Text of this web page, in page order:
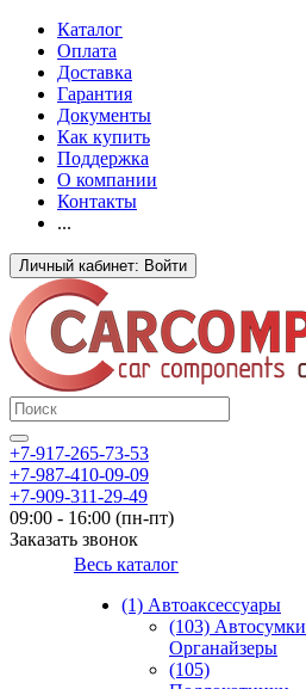
Каталог
Оплата
Доставка
Гарантия
Документы
Как купить
Поддержка
О компании
Контакты
...
Личный кабинет: Войти
+7-917-265-73-53
+7-987-410-09-09
+7-909-311-29-49
09:00 - 16:00 (пн-пт)
Заказать звонок
Весь каталог
(1) Автоаксессуары
(103) Автосумки
Органайзеры
(105)